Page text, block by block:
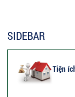
SIDEBAR
Tiện